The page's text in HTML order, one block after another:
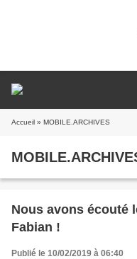
Accueil » MOBILE.ARCHIVES
Nous avons écouté
Fabian !
Publié le 10/02/2019 à 06:40